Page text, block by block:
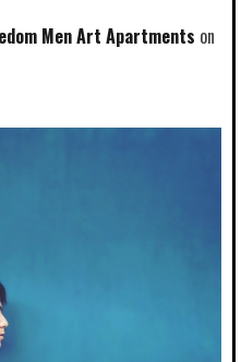
Men Art Apartments